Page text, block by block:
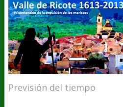
Previsión del tiempo